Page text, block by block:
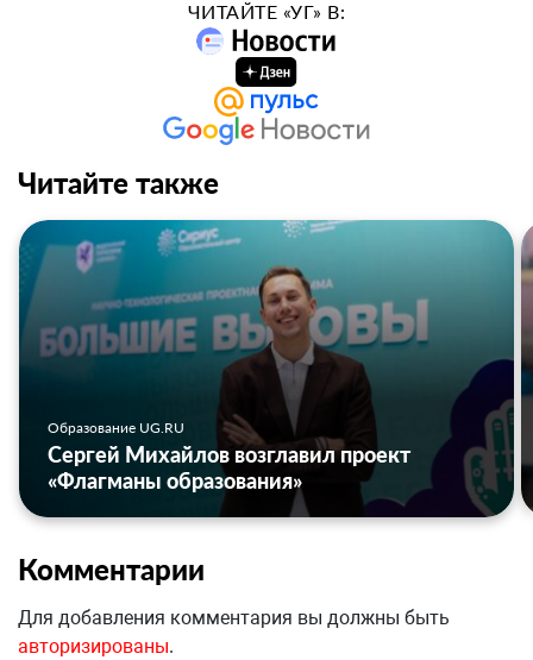
ЧИТАЙТЕ «УГ» В:
Читайте также
Образование UG.RU
Сергей Михайлов возглавил проект
«Флагманы образования»
Комментарии
Для добавления комментария вы должны быть
авторизированы.